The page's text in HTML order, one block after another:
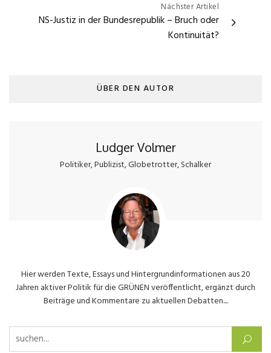
Nächster Artikel
NS-Justiz in der Bundesrepublik – Bruch oder
Kontinuität?
ÜBER DEN AUTOR
Ludger Volmer
Politiker, Publizist, Globetrotter, Schalker
Hier werden Texte, Essays und Hintergrundinformationen aus 20
Jahren aktiver Politik für die GRÜNEN veröffentlicht, ergänzt durch
Beiträge und Kommentare zu aktuellen Debatten....
Suchen nach: